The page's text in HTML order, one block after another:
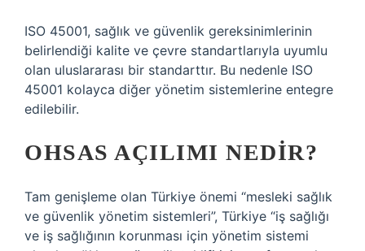
ISO 45001, sağlık ve güvenlik gereksinimlerinin
belirlendiği kalite ve çevre standartlarıyla uyumlu
olan uluslararası bir standarttır. Bu nedenle ISO
45001 kolayca diğer yönetim sistemlerine entegre
edilebilir.
OHSAS AÇILIMI NEDIR?
Tam genişleme olan Türkiye önemi “mesleki sağlık
ve güvenlik yönetim sistemleri”, Türkiye “iş sağlığı
ve iş sağlığının korunması için yönetim sistemi